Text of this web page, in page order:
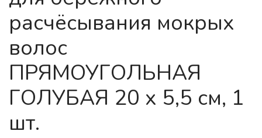
расчёсывания мокрых
волос
ПРЯМОУГОЛЬНАЯ
ГОЛУБАЯ 20 х 5,5 см, 1
шт.